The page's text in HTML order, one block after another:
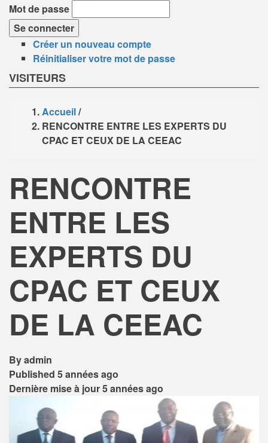
Mot de passe
Créer un nouveau compte
Réinitialiser votre mot de passe
VISITEURS
Fil
d'Ariane
Accueil/
RENCONTRE ENTRE LES EXPERTS DU
CPAC ET CEUX DE LA CEEAC
RENCONTRE
ENTRE LES
EXPERTS DU
CPAC ET CEUX
DE LA CEEAC
Byadmin
Published 5 années ago
Dernière mise à jour5 années ago